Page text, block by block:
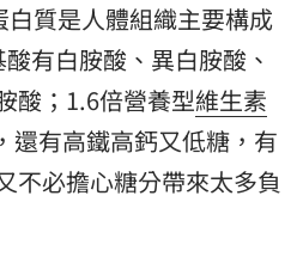
質是人體組織主要構成
有白胺酸、異白胺酸、
酸；1.6倍營養型維生素
，還有高鐵高鈣又低糖，有
不必擔心糖分帶來太多負